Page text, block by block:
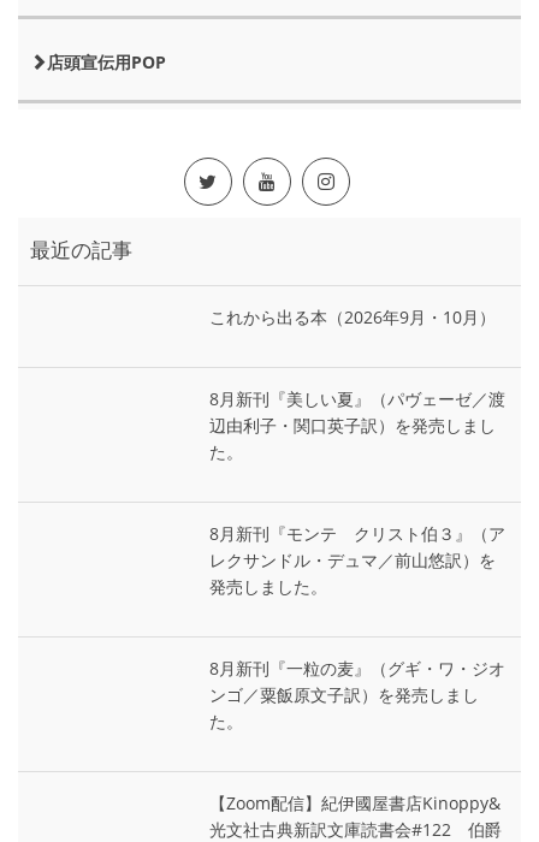
店頭宣伝用POP
最近の記事
これから出る本（2026年9月・10月）
8月新刊『美しい夏』（パヴェーゼ／渡
辺由利子・関口英子訳）を発売しまし
た。
8月新刊『モンテ゠クリスト伯３』（ア
レクサンドル・デュマ／前山悠訳）を
発売しました。
8月新刊『一粒の麦』（グギ・ワ・ジオ
ンゴ／粟飯原文子訳）を発売しまし
た。
【Zoom配信】紀伊國屋書店Kinoppy&
光文社古典新訳文庫読書会#122 伯爵